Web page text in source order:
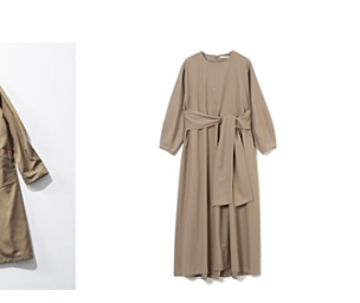
グレー
オレンジ
ピンク